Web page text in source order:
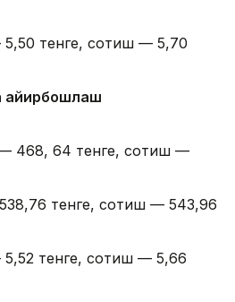
тенге, сотиш — 5,70
айирбошлаш
468, 64 тенге, сотиш —
тенге, сотиш — 543,96
тенге, сотиш — 5,66